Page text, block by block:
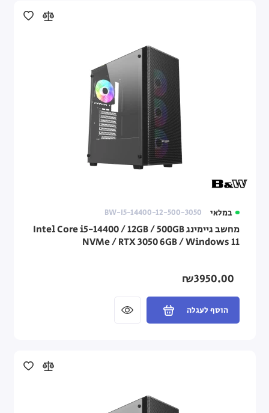
במלאי BW-I5-14400-12-500-3050
מחשב גיימינג Intel Core i5-14400 / 12GB / 500GB
NVMe / RTX 3050 6GB / Windows 11
₪3950.00
הוסף לעגלה